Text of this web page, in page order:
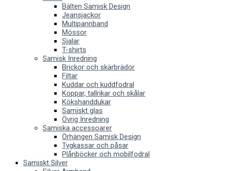
Bälten Samisk Design
Jeansjackor
Multipannband
Mössor
Sjalar
T-shirts
Samisk Inredning
Brickor och skärbrädor
Filtar
Kuddar och kuddfodral
Koppar, tallrikar och skålar
Kökshanddukar
Samiskt glas
Övrig Inredning
Samiska accessoarer
Örhängen Samisk Design
Tygkassar och påsar
Plånböcker och mobilfodral
Samiskt Silver